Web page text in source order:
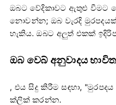
ඔබට වේදිකාවට ඇතුළු වීමට
නොවන්න; ඔබ වැරදි
හැකිය. ඔබට අලුත් එකක්
ඔබ වෙබ් අනුවාදය
, එය සිදු කිරීම සඳහා,
ක්ලික් කරන්න.